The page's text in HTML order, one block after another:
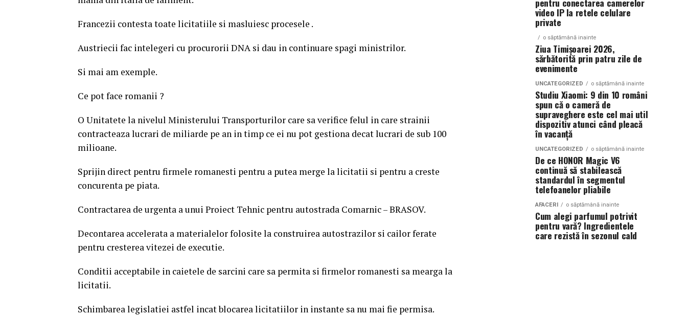
Francezii contesta toate licitatiile si masluiesc procesele .
Austriecii fac intelegeri cu procurorii DNA si dau in continuare spagi ministrilor.
Si mai am exemple.
Ce pot face romanii ?
O Unitatete la nivelul Ministerului Transporturilor care sa verifice felul in care strainii
contracteaza lucrari de miliarde pe an in timp ce ei nu pot gestiona decat lucrari de sub 100
milioane.
Sprijin direct pentru firmele romanesti pentru a putea merge la licitatii si pentru a creste
concurenta pe piata.
Contractarea de urgenta a unui Proiect Tehnic pentru autostrada Comarnic – BRASOV.
Decontarea accelerata a materialelor folosite la construirea autostrazilor si cailor ferate
pentru cresterea vitezei de executie.
Conditii acceptabile in caietele de sarcini care sa permita si firmelor romanesti sa mearga la
licitatii.
Schimbarea legislatiei astfel incat blocarea licitatiilor in instante sa nu mai fie permisa.
video IP la retele celulare
private
o săptămână inainte
Ziua Timișoarei 2026,
sărbătorită prin patru zile de
evenimente
UNCATEGORIZED o săptămână inainte
Studiu Xiaomi: 9 din 10 români
spun că o cameră de
supraveghere este cel mai util
dispozitiv atunci când pleacă
în vacanță
UNCATEGORIZED o săptămână inainte
De ce HONOR Magic V6
continuă să stabilească
standardul în segmentul
telefoanelor pliabile
AFACERI o săptămână inainte
Cum alegi parfumul potrivit
pentru vară? Ingredientele
care rezistă în sezonul cald